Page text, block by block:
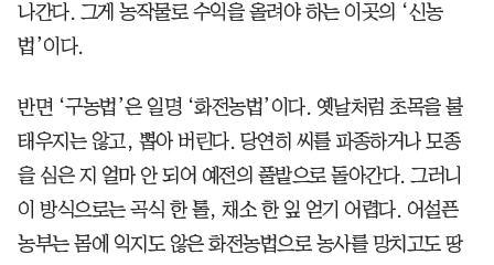
나간다. 그게 농작물로 수익을 올려야 하는 이곳의 ‘신농
법’이다.
반면 ‘구농법’은 일명 ‘화전농법’이다. 옛날처럼 초목을 불
태우지는 않고, 뽑아 버린다. 당연히 씨를 파종하거나 모종
을 심은 지 얼마 안 되어 예전의 풀밭으로 돌아간다. 그러니
이 방식으로는 곡식 한 톨, 채소 한 잎 얻기 어렵다. 어설픈
농부는 몸에 익지도 않은 화전농법으로 농사를 망치고도 땅